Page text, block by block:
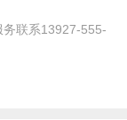
联系13927-555-